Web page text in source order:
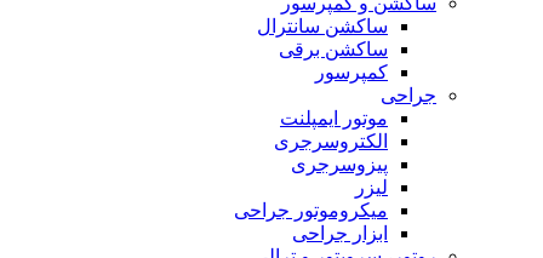
ساکشن سانترال
ساکشن برقی
کمپرسور
جراحی
موتور ایمپلنت
الکتروسرجری
پیزوسرجری
لیزر
میکروموتور جراحی
ابزار جراحی